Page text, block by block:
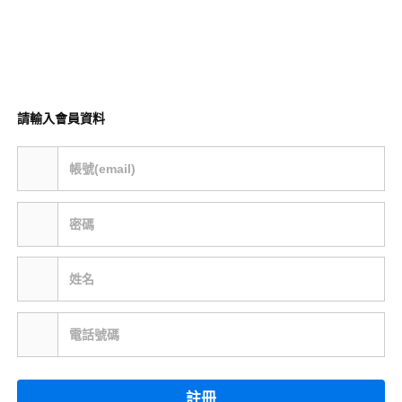
請輸入會員資料
帳號(email)
密碼
姓名
電話號碼